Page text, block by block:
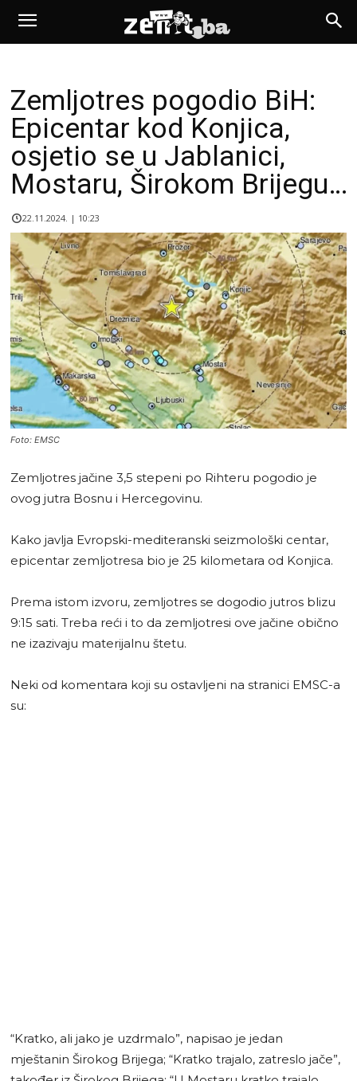
Zemljotres pogodio BiH:
Epicentar kod Konjica,
osjetio se u Jablanici,
Mostaru, Širokom Brijegu…
22.11.2024. | 10:23
Foto: EMSC
Zemljotres jačine 3,5 stepeni po Rihteru pogodio je
ovog jutra Bosnu i Hercegovinu.
Kako javlja Evropski-mediteranski seizmološki centar,
epicentar zemljotresa bio je 25 kilometara od Konjica.
Prema istom izvoru, zemljotres se dogodio jutros blizu
9:15 sati. Treba reći i to da zemljotresi ove jačine obično
ne izazivaju materijalnu štetu.
Neki od komentara koji su ostavljeni na stranici EMSC-a
su:
“Kratko, ali jako je uzdrmalo”, napisao je jedan
mještanin Širokog Brijega; “Kratko trajalo, zatreslo jače”,